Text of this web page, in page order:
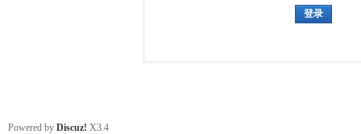
登录
Powered by Discuz! X3.4